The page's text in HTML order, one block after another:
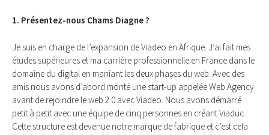
1. Présentez-nous Chams Diagne ?
Je suis en charge de l’expansion de Viadeo en Afrique. J’ai fait mes
études supérieures et ma carrière professionnelle en France dans le
domaine du digital en maniant les deux phases du web. Avec des
amis nous avons d’abord monté une start-up appelée Web Agency
avant de rejoindre le web 2.0 avec Viadeo. Nous avons démarré
petit à petit avec une équipe de cinq personnes en créant Viaduc.
Cette structure est devenue notre marque de fabrique et c’est cela